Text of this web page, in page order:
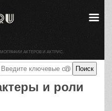
и роли
АКТЕРОВ И АКТРИС.